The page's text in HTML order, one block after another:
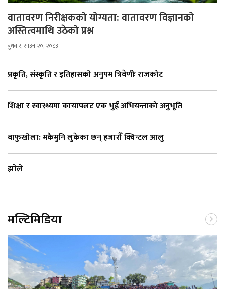
वातावरण निरीक्षकको योग्यता: वातावरण विज्ञानको
अस्तित्वमाथि उठेको प्रश्न
बुधबार, साउन २०, २०८३
प्रकृति, संस्कृति र इतिहासको अनुपम त्रिवेणीः राजकोट
शिक्षा र स्वास्थ्यमा कायापलट एक भुईँ अभियन्ताको अनुभूति
बाफुखोला: मकैमुनि लुकेका छन् हजारौँ क्विन्टल आलु
झाेले
मल्टिमिडिया